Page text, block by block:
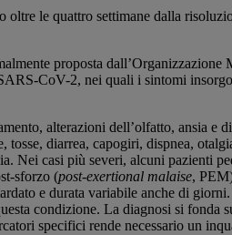
le quattro settimane dalla
proposta
CoV-2, nei quali i sintomi
alterazioni dell’olfatto, ansia
diarrea, capogiri, dispnea,
Nei casi più severi, alcuni pazienti
sforzo (post-exertional malaise,
e durata variabile anche di
condizione. La diagnosi si
specifici rende necessario un